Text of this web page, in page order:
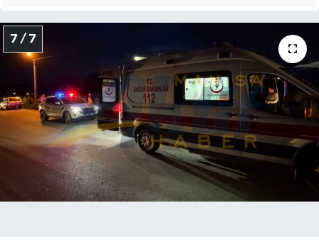
7 / 7